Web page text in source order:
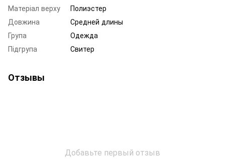
Матеріал верху
Полиэстер
Довжина
Средней длины
Група
Одежда
Підгрупа
Свитер
Отзывы
Добавьте первый отзыв